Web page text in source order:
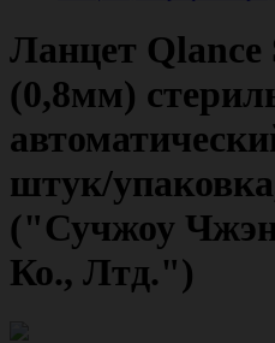
Ланцет Qlance
(0,8мм)
штук/
("Сучжоу
Ко., Лтд.")